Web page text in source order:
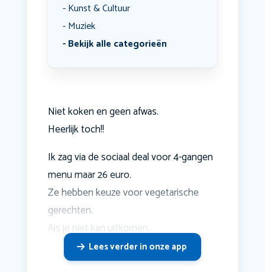
Kunst & Cultuur
Muziek
Bekijk alle categorieën
Niet koken en geen afwas.
Heerlijk toch!!
Ik zag via de sociaal deal voor 4-gangen
menu maar 26 euro.
Ze hebben keuze voor vegetarische
gerechten.
Als je niet kan uitkomen
Lees verder in onze app